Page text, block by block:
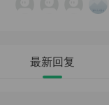
最新回复